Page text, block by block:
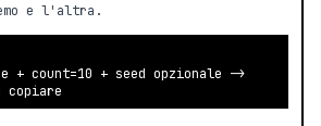
e l'altra.
+ count=10 + seed opzionale ->
copiare